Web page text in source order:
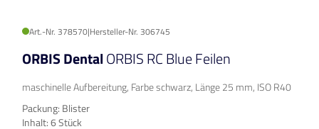
Art.-Nr. 378570|Hersteller-Nr. 306745
ORBIS DentalORBIS RC Blue Feilen
maschinelle Aufbereitung, Farbe schwarz, Länge 25 mm, ISO R40
Packung: Blister
Inhalt: 6 Stück